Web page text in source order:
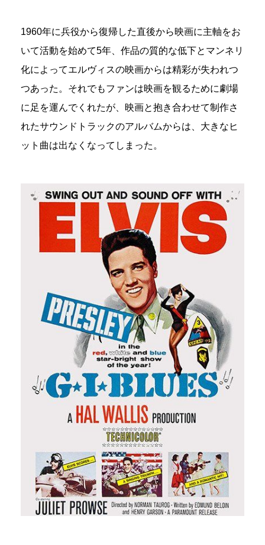
1960年に兵役から復帰した直後から映画に主軸をお
いて活動を始めて5年、作品の質的な低下とマンネリ
化によってエルヴィスの映画からは精彩が失われつ
つあった。それでもファンは映画を観るために劇場
に足を運んでくれたが、映画と抱き合わせて制作さ
れたサウンドトラックのアルバムからは、大きなヒ
ット曲は出なくなってしまった。